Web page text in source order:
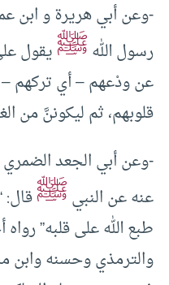
-وعن أبي هريرة و ابن
رسول اللهﷺيقول
عن ودْعهم – أي تركهم –
قلوبهم، ثم ليكوننَّ من
-وعن أبي الجعد
عنه عن النبيﷺقال:
طبع الله على قلبه”
والترمذي وحسنه وابن